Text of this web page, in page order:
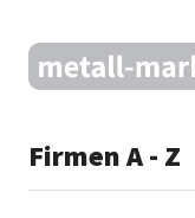
Firmen A - Z